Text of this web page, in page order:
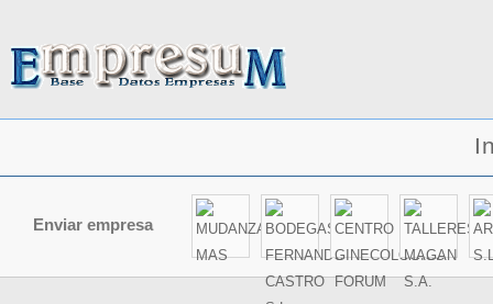
Enviar empresa